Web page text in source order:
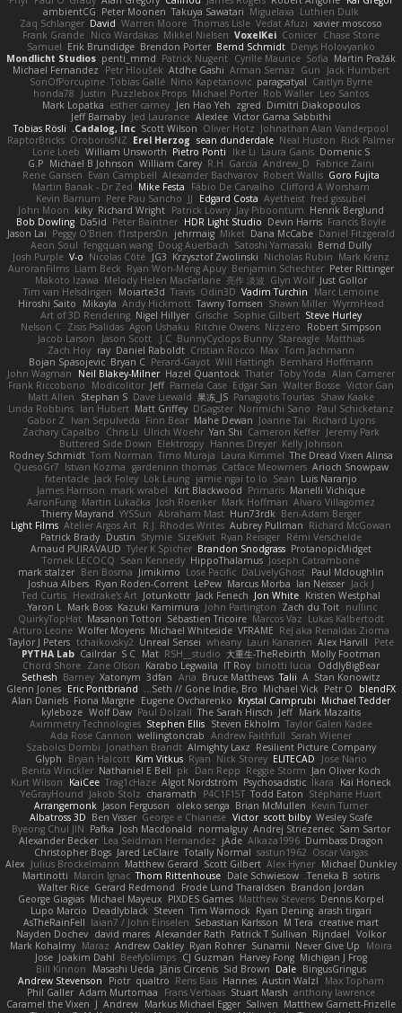
Luthien Dulk
Miguelaxa
Takuya Sawatari
Peter Moonen
ambientCG
xavier moscoso
Vedat Afuzi
Thomas Lisle
Warren Moore
David
Zaq Schlanger
Chase Stone
Conicer
VoxelKei
Mikkel Nielsen
Nico Wardakas
Frank Grande
Denys Holovyanko
Bernd Schmidt
Brendon Porter
Erik Brundidge
Samuel
Martin Pražák
Sofia
Cyrille Maurice
Patrick Nugent
penti_mmd
Mondlicht Studios
Jack Humbert
Gun
Arman Sernaz
Atdhe Gashi
Petr Hloušek
Michael Fernandez
Caitlyn Byrne
paragsatyal
Nino Kapetanovic
Tobias Gallé
SonOfPorcupine
Leo Santos
Rob Waller
Michael Porter
Puzzlebox Props
Justin
honda78
Dimitri Diakopoulos
zgred
Jen Hao Yeh
esther carney
Mark Lopatka
Victor Gama Sabbithi
Alexlee
Jed Laurance
Jeff Barnaby
Johnathan Alan Vanderpool
Oliver Hotz
Scott Wilson
Cadalog, Inc.
Tobias Rösli
Rick Palmer
Neal Huston
sean dunderdale
Erel Herzog
OroborosNZ
RaptorBricks
Domenic S
Laura Ganis
Ike Li
Pietro Ponti
William Unsworth
Lorie Loeb
Fabrice Zaini
Andrew_D
R.H. García
William Carey
Michael B Johnson
G.P
Goro Fujita
Robert Wallis
Alexander Bachvarov
Evan Campbell
Rene Gansen
Clifford A Worsham
Fábio De Carvalho
Mike Festa
Martin Banak - Dr Zed
fred gissubel
Ayetheist
Edgard Costa
JJ
Pere Pau Sancho
Kevin Barnum
Henrik Berglund
Jay Piboontum
Patrick Lowry
Richard Wright
kiky
John Moon
Francis Boyle
Devin Harris
HDR Light Studio
Peter Baintner
Da5id
Bob Dowling
Daniel Fitzgerald
Dana McCabe
Miket
jehrmaig
f1rstpers0n
Peggy O'Brien
Jason Lai
Bernd Dully
Satoshi Yamasaki
Doug Auerbach
fengquan wang
Aeon Soul
Mark Krenz
Nicholas Rubin
Krzysztof Zwolinski
JG3
Nicolas Côté
V-o
Josh Purple
Peter Rittinger
Benjamin Schechter
Ryan Won-Meng Apuy
Liam Beck
AuroranFilms
Just Gollor
Glyn Wolf
亮作 淡波
Melody Helen MacFarlane
Makoto Izawa
Marc Lemoine
Vadim Turchin
Odin3D
Travis
Moiarte3d
Tim van Helsdingen
WyrmHead
Shawn Miller
Tawny Tomsen
Andy Hickmott
Mikayla
Hiroshi Saito
Steve Hurley
Sophie Gilbert
Grische
Nigel Hillyer
Art of 3D Rendering
Robert Simpson
Nizzero
Ritchie Owens
Agon Ushaku
Zisis Psalidas
Nelson C
Matthias
Stareagle
BunnyCyclops Bunny
J.C.
Jason Scott
Jacob Larson
Tom Jachmann
Max
Cristian Rocco
Daniel Raboldt
ray
Zach Hoy
Bernhard Hoffmann
Will Hattingh
Perard-Gayot
Bryan C
Bojan Spasojevic
Alan Camerer
Toby Yoda
Thater
Hazel Quantock
Neil Blakey-Milner
John Wagman
Victor Gan
Walter Bosse
Edgar San
Pamela Case
Jeff
Modicolitor
Frank Riccobono
Shaw Kaake
Panagiotis Tourlas
果冻_JS
Dave Liewald
Stephan S
Matt Allen
Paul Schicketanz
Norimichi Sano
DGagster
Matt Griffey
Ian Hubert
Linda Robbins
Richard Lyons
Joanne Tai
Mahe Dewan
Finn Bear
Ivan Sepulveda
Gabor Z
Jeremy Park
Cameron Keffer
Yan Shi
Ulrich Woehr
Chris Li
Zachary Capalbo
Kelly Johnson
Hannes Dreyer
Elektrospy
Buttered Side Down
The Dread Vixen Alinsa
Laura Kimmel
Timo Muraja
Tom Norman
Rodney Schmidt
Arioch Snowpaw
Catface Meowmers
gardeninn thomas
Istvan Kozma
QuesoGr7
Luis Naranjo
Sean
jamie ngai to lo
Lök Leung
Jack Foley
fxtentacle
Marielli Vichique
Primaris
Kirt Blackwood
mark wrabel
James Harrison
Alvaro Villagomez
Mark Hoffman
Josh Roenker
Martin Lukačka
AaronFung
Ben-Adam Berger
Hun73rdk
Abraham Mast
YYSSun
Thierry Mayrand
Richard McGowan
Aubrey Pullman
R.J. Rhodes Writes
Atelier Argos Art
Light Films
Rémi Verschelde
Ryan Reisiger
SizeKivit
Stymie
Dustin
Patrick Brady
ProtanopicMidget
Brandon Snodgrass
Tyler K Spicher
Arnaud PUIRAVAUD
Joseph Catrambone
HippoThalamus
Sean Kennedy
Tomek LECOCQ
Paul Mcloughlin
DaLivelyGhost
Lose Pacific
Jimikimo
Ben Bosma
mark stalzer
Jack J
Ian Neisser
Marcus Morba
LePew
Ryan Roden-Corrent
Joshua Albers
Kristen Westphal
Jon White
Jack Fenech
Jotunkottr
Hexdrake's Art
Ted Curtis
nullinc
Zach du Toit
John Partington
Kazuki Kamimura
Mark Boss
Yaron L.
Lukas Kalbertodt
Marcos Vaz
Sébastien Tricoire
Masanori Tottori
QuirkyTopHat
ReJ aka Renaldas Zioma
VFRAME
Michael Whiteside
Wolfer Moyens
Arturo Leone
Pete
Alex Harvill
Lauri Kananen
wheany
Unreal Sensei
tchaikovsky2
Taylor J Peters
Molly Footman
大重生-TheRebirth
RSH__studio
Mat
S C
Cailrdar
PYTHA Lab
OddlyBigBear
binotti lucia
IT Roy
Karabo Legwaila
Zane Olson
Chord Shore
A. Stan Konowitz
Talii
Bruce Matthews
Aria
3dfan
Xatonym
Barney
Sethesh
blendFX
Petr O
Michael Vick
Seth // Gone Indie, Bro...
Eric Pontbriand
Glenn Jones
Michael Tedder
Krystal Camprubi
Eugene Ovcharenko
Fiona Margrie
Alan Daniels
Mark Mazaitis
Jeff
The Sarah Hirsch
Paul Dolzall
Wolf Daw
kyleboze
Taylor Galen Kadee
Steven Ekholm
Stephen Ellis
Aximmetry Technologies
Sarah Wiener
Andrew Faithfull
wellingtoncrab
Ada Rose Cannon
Resilient Picture Company
Almighty Laxz
Jonathan Brandt
Szabolcs Dombi
Jose Nario
ELITECAD
Nick Storey
Ryan
Kim Vitkus
Bryan Halcott
Glyph
Jan Oliver Koch
Reggie Storm
Dan Repp
pk
Nathaniel E Bell
Benita Winckler
Kai Honeck
Íkara
Psychosadistic
Algot Nordström
Trag1cHaze
KaiCee
Kurt Wilson
Stéphane Huart
Todd Eaton
P4C1F15T
charamath
Jakob Stolz
YeGrayHound
Kevin Turner
Brian McMullen
oleko senga
Jason Ferguson
Arrangemonk
Wesley Scafe
scott bilby
Victor
George e Chianese
Ben Visser
Albatross 3D
Sam Sartor
Andrej Striezenec
normalguy
Josh Macdonald
Pafka
Byeong Chul JIN
Dumbass Dragon
Alkaza1996
jAde
Lea Seidman Hernandez
Alexander Becker
Oscar Vargas
sastun1962
Totally Normal
Jared LeClaire
Christopher Bogs
Michael Dunkley
Alex Hyner
Scott Gilbert
Matthew Gerard
Julius Brockelmann
Alex
sotiris
Teneka B.
Dale Schwiesow
Thom Rittenhouse
Marcin Ignac
Martinotti
Brandon Jordan
Frode Lund Tharaldsen
Gerard Redmond
Walter Rice
Dennis Korpel
Matthew Stevens
PIXDES Games
Michael Mayeux
George Giagias
arash tirgari
Ryan Dening
Tim Warnock
Steven
Deadlyblack
Lupo Marcio
creative mart
M Tera
Sebastian Karlsson
Iaian7 / John Einselen
AsTheRainFell
Volkor
Rijndael
Patrick T Sullivan
Alexander Rath
david mares
Nayden Dochev
Moira
Never Give Up
Sunamii
Ryan Rohrer
Andrew Oakley
Maraz
Mark Kohalmy
Michigan J Frog
Harvey Fong
CJ Guzman
Beefyblimps
Joakim Dahl
Jose
BingusGringus
Dale
Sid Brown
Jānis Circenis
Masashi Ueda
Bill Kinnon
Max Topham
Austin Walzl
Hannes
Rens Bais
qualtro
Piotr
Andrew Stevenson
anthony lawrence
Stuart Marsh
Frans Verbaas
Adam Murtomaa
Phil Galler
Matthew Garnett-Frizelle
Saliven
Markus Michael Egger
Andrew
J
Caramel the Vixen